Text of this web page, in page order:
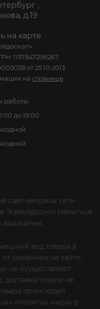
,
д.19
на карте
1137847296267
от 25.10.2013
на странице
работы
до 19:00
сайт-витрина сети
"Калейдоскоп Напитков
защищены.
вид товара в
указанных на сайте.
не осуществляют
товара не
происходит
«Напитки мира» в